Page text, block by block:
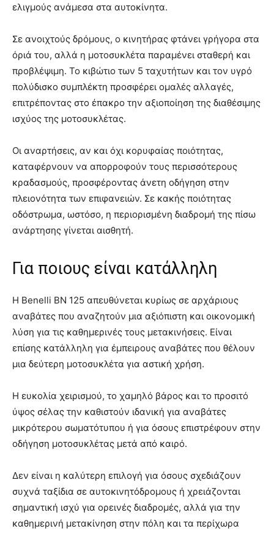
ελιγμούς ανάμεσα στα αυτοκίνητα.
Σε ανοιχτούς δρόμους, ο κινητήρας φτάνει γρήγορα στα
όριά του, αλλά η μοτοσυκλέτα παραμένει σταθερή και
προβλέψιμη. Το κιβώτιο των 5 ταχυτήτων και τον υγρό
πολύδισκο συμπλέκτη προσφέρει ομαλές αλλαγές,
επιτρέποντας στο έπακρο την αξιοποίηση της διαθέσιμης
ισχύος της μοτοσυκλέτας.
Οι αναρτήσεις, αν και όχι κορυφαίας ποιότητας,
καταφέρνουν να απορροφούν τους περισσότερους
κραδασμούς, προσφέροντας άνετη οδήγηση στην
πλειονότητα των επιφανειών. Σε κακής ποιότητας
οδόστρωμα, ωστόσο, η περιορισμένη διαδρομή της πίσω
ανάρτησης γίνεται αισθητή.
Για ποιους είναι κατάλληλη
Η Benelli BN 125 απευθύνεται κυρίως σε αρχάριους
αναβάτες που αναζητούν μια αξιόπιστη και οικονομική
λύση για τις καθημερινές τους μετακινήσεις. Είναι
επίσης κατάλληλη για έμπειρους αναβάτες που θέλουν
μια δεύτερη μοτοσυκλέτα για αστική χρήση.
Η ευκολία χειρισμού, το χαμηλό βάρος και το προσιτό
ύψος σέλας την καθιστούν ιδανική για αναβάτες
μικρότερου σωματότυπου ή για όσους επιστρέφουν στην
οδήγηση μοτοσυκλέτας μετά από καιρό.
Δεν είναι η καλύτερη επιλογή για όσους σχεδιάζουν
συχνά ταξίδια σε αυτοκινητόδρομους ή χρειάζονται
σημαντική ισχύ για ορεινές διαδρομές, αλλά για την
καθημερινή μετακίνηση στην πόλη και τα περίχωρα